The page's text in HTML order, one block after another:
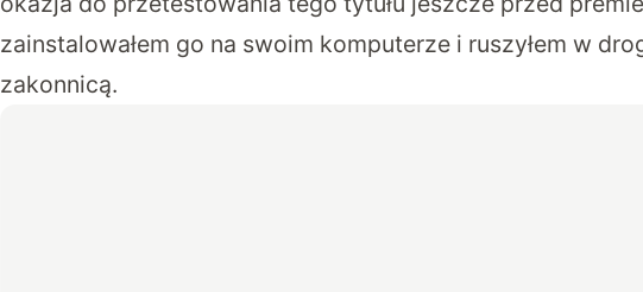
zainstalowałem go na swoim komputerze i ruszyłem w
zakonnicą.